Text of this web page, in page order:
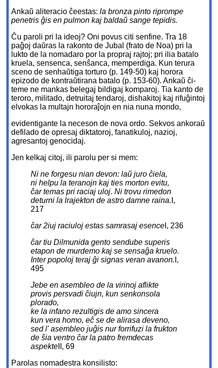
Ankaŭ aliteracio ĉeestas:la bronza pinto riprompe
penetris ĝis en pulmon kaj baldaŭ sange tepidis.
Ĉu paroli pri la ideoj? Oni povus citi senfine. Tra 18
paĝoj daŭras la rakonto de Jubal (frato de Noa) pri la
lukto de la nomadaro por la propraj rajtoj; pri ilia batalo
kruela, sensenca, senŝanca, memperdiga. Kun terura
sceno de senhaŭtiga torturo (p. 149-50) kaj horora
epizodo de kontraŭtirana batalo (p. 153-60). Ankaŭ ĉi-
teme ne mankas belegaj bildigaj komparoj. Tia kanto de
teroro, militado, detruitaj tendaroj, dishakitoj kaj rifuĝintoj
elvokas la multajn hororaĵojn en nia nuna mondo,
evidentigante la neceson de nova ordo. Sekvos ankoraŭ
defilado de opresaj diktatoroj, fanatikuloj, nazioj,
agresantoj genocidaj.
Jen kelkaj citoj, ili parolu per si mem:
Ni ne forgesu nian devon: laŭ juro ĉiela,
ni helpu la teranojn kaj ties morton evitu,
ĉar temas pri raciaj uloj. Ni trovu rimedon
deturni la lrajekton de astro damne raina. I,
217
ĉar 2iuj raciuloj estas samrasaj esence I, 236
ĉar tiu Dilmunida gento sendube superis
etapon de murdemo kaj se sensaĝa kruelo.
Inter popoloj teraj ĝi signas veran avanon. I,
495
Jebe en asembleo de la virinoj aflikte
provis persvadi ĉiujn, kun senkonsola
plorado,
ke la infano rezultigis de amo sincera
kun vera homo, eĉ se de alirasa deveno,
sed l' asembleo juĝis nur forrifuzi la frukton
de ŝia ventro ĉar la patro fremdecas
aspekte II, 69
Parolas nomadestra konsilisto: